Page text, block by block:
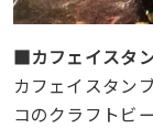
■カフェイスタ
カフェイスタン
コのクラフトビ